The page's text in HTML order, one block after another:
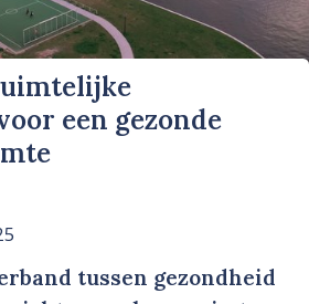
een gezonde
tussen gezondheid